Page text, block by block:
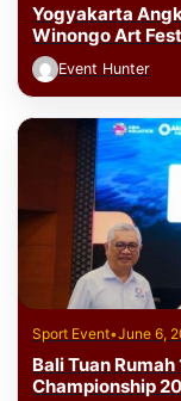
Yogyakarta
Winongo Art
Event Hunter
Sport Event•June 6,
Bali Tuan
Championship